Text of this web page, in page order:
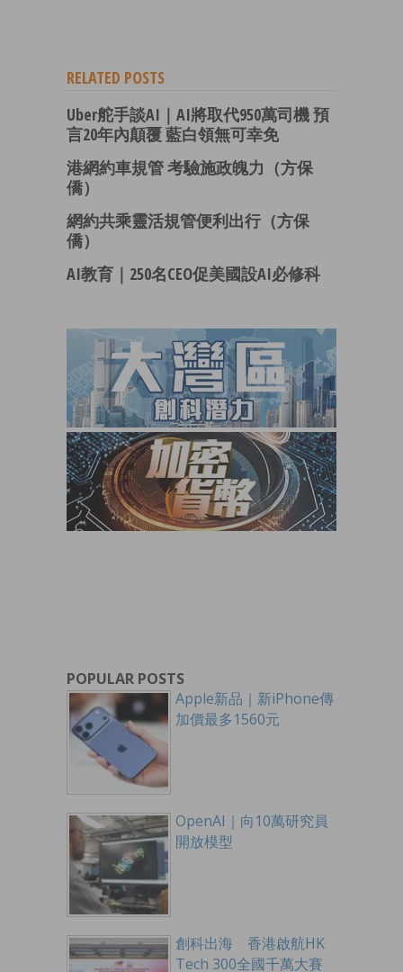
RELATED POSTS
Uber舵手談AI｜AI將取代950萬司機 預
言20年內顛覆 藍白領無可幸免
港網約車規管 考驗施政魄力（方保
僑）
網約共乘靈活規管便利出行（方保
僑）
AI教育｜250名CEO促美國設AI必修科
POPULAR POSTS
Apple新品｜新iPhone傳
加價最多1560元
OpenAI｜向10萬研究員
開放模型
創科出海 香港啟航HK
Tech 300全國千萬大賽